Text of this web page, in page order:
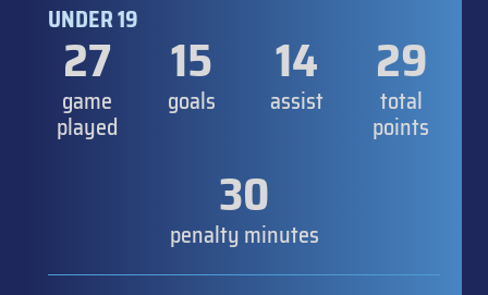
UNDER 19
27
game
played
15
goals
14
assist
29
total
points
30
penalty minutes